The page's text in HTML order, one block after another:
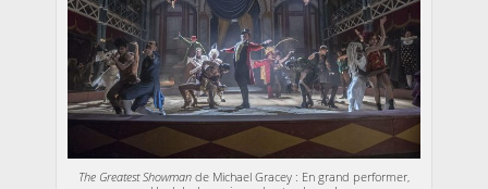
The Greatest Showmande Michael Gracey : En grand performer,